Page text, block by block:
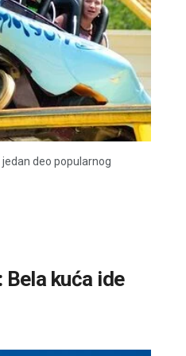
deo popularnog
kuća ide